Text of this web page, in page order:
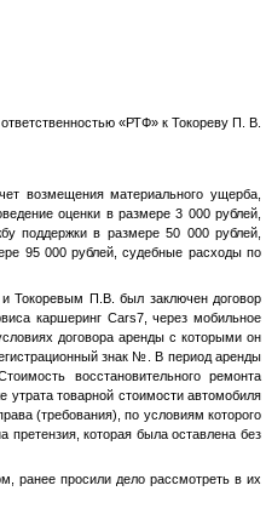
«РТФ» к Токореву П. В.
возмещения материального ущерба,
оценки в размере 3 000 рублей,
поддержки в размере 50 000 рублей,
95 000 рублей, судебные расходы по
иТокоревым П.В. был заключен договор
каршеринг Cars7, через мобильное
договора аренды с которыми он
знак № . В период аренды
восстановительного ремонта
утрата товарной стоимости автомобиля
(требования), по условиям которого
претензия, которая была оставлена без
ранее просили дело рассмотреть в их